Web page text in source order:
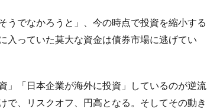
うでなかろうと」、今の時点で投資を縮小する
入っていた莫大な資金は債券市場に逃げてい
」「日本企業が海外に投資」しているのが逆流
で、リスクオフ、円高となる。そしてその動き